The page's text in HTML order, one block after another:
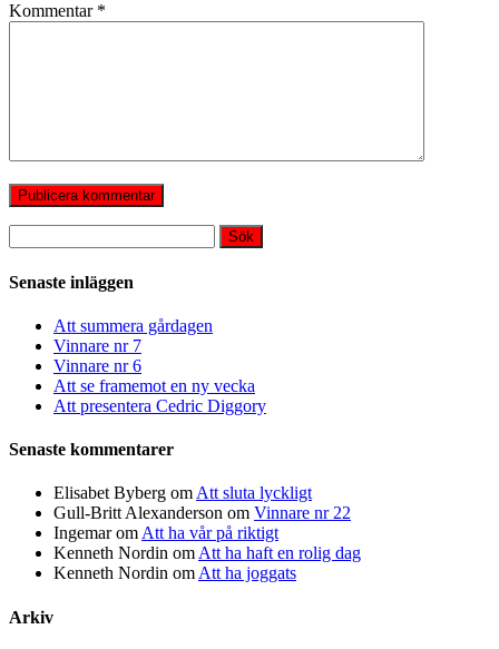
Kommentar *
efter:
Senaste inläggen
Att summera gårdagen
Vinnare nr 7
Vinnare nr 6
Att se framemot en ny vecka
Att presentera Cedric Diggory
Senaste kommentarer
Elisabet Byberg om Att sluta lyckligt
Gull-Britt Alexanderson om Vinnare nr 22
Ingemarom Att ha vår på riktigt
Kenneth Nordin om Att ha haft en rolig dag
Kenneth Nordin om Att ha joggats
Arkiv